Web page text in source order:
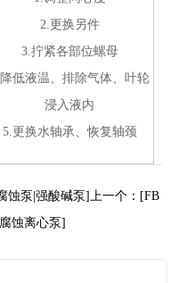
2.更换另件
3.拧紧各部位螺母
低液温、排除气体、叶轮
浸入液内
5.更换水轴承、恢复轴颈
蚀泵|强酸碱泵]上一个：[FB
蚀离心泵]